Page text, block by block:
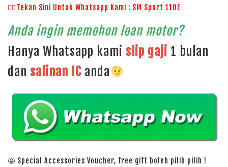
👉🏻Tekan Sini Untuk Whatsapp Kami : SM Sport 110E
Anda ingin memohon loan motor?
Hanya Whatsapp kami slip gaji 1 bulan
dan salinan IC anda
🤩 Special Accessories Voucher, free gift boleh pilih pilih !